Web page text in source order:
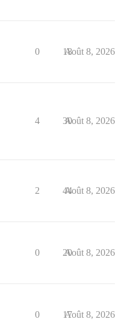
0 18
Août 8, 2026
4 30
Août 8, 2026
2 44
Août 8, 2026
0 20
Août 8, 2026
0 17
Août 8, 2026